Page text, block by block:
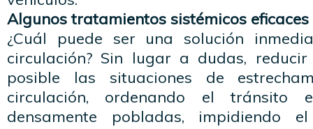
Algunos tratamientos sistémicos eficaces
¿Cuál puede ser una solución
circulación? Sin lugar a dudas,
posible las situaciones de
circulación, ordenando el tránsito
densamente pobladas, impidiendo